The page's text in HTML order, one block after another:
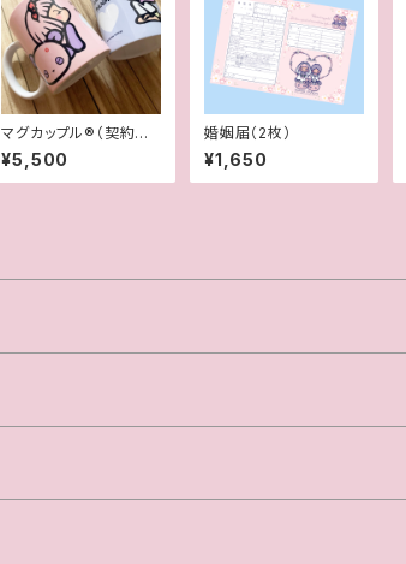
マグカップル®︎（契約書
付きペアマグカップ）
¥5,500
婚姻届（2枚）
¥1,650